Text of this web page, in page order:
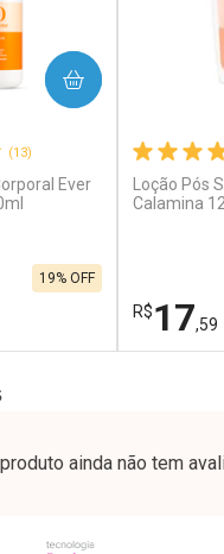
(13)
Ever
19% OFF
Loção Pós
Calamina
R$17,59
Por
ainda não tem